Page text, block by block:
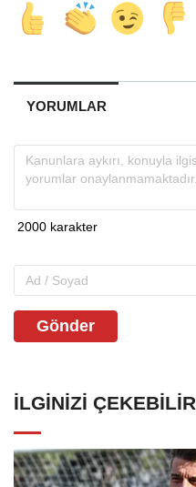
YORUMLAR
Gönder
İLGINIZI ÇEKEBILIR